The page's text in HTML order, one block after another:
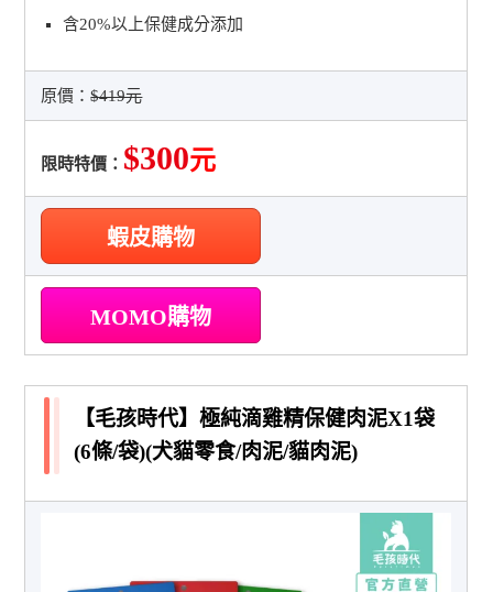
含20%以上保健成分添加
原價：$419元
限時特價： $300元
蝦皮購物
MOMO購物
【毛孩時代】極純滴雞精保健肉泥X1袋
(6條/袋)(犬貓零食/肉泥/貓肉泥)